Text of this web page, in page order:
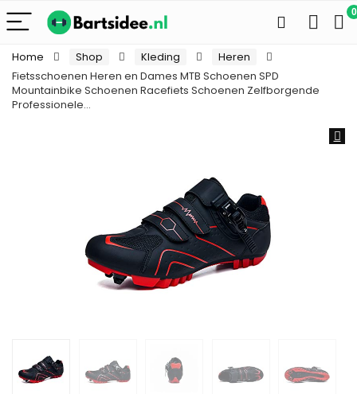
0
Home Shop Kleding
Heren
Fietsschoenen Heren en Dames MTB Schoenen SPD
Mountainbike Schoenen Racefiets Schoenen Zelfborgende
Professionele…